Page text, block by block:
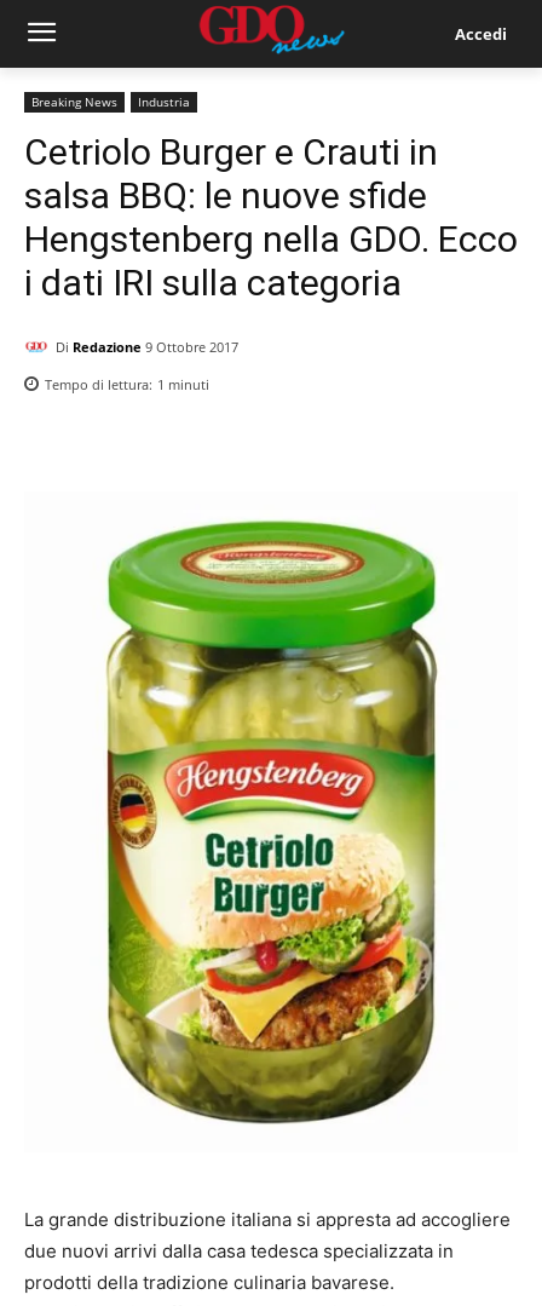
Accedi
Breaking News Industria
Cetriolo Burger e Crauti in
salsa BBQ: le nuove sfide
Hengstenberg nella GDO. Ecco
i dati IRI sulla categoria
Di Redazione 9 Ottobre 2017
Tempo di lettura: 1 minuti
La grande distribuzione italiana si appresta ad accogliere
due nuovi arrivi dalla casa tedesca specializzata in
prodotti della tradizione culinaria bavarese.